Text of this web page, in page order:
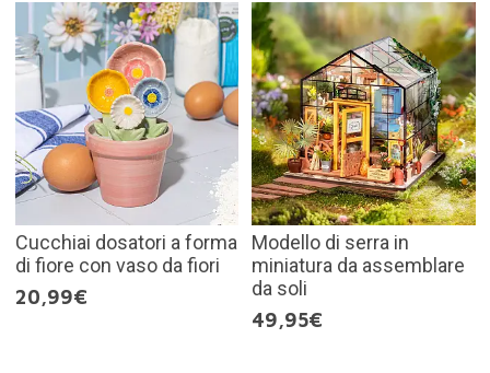
Cucchiai dosatori a forma
di fiore con vaso da fiori
20,99€
Modello di serra in
miniatura da assemblare
da soli
49,95€